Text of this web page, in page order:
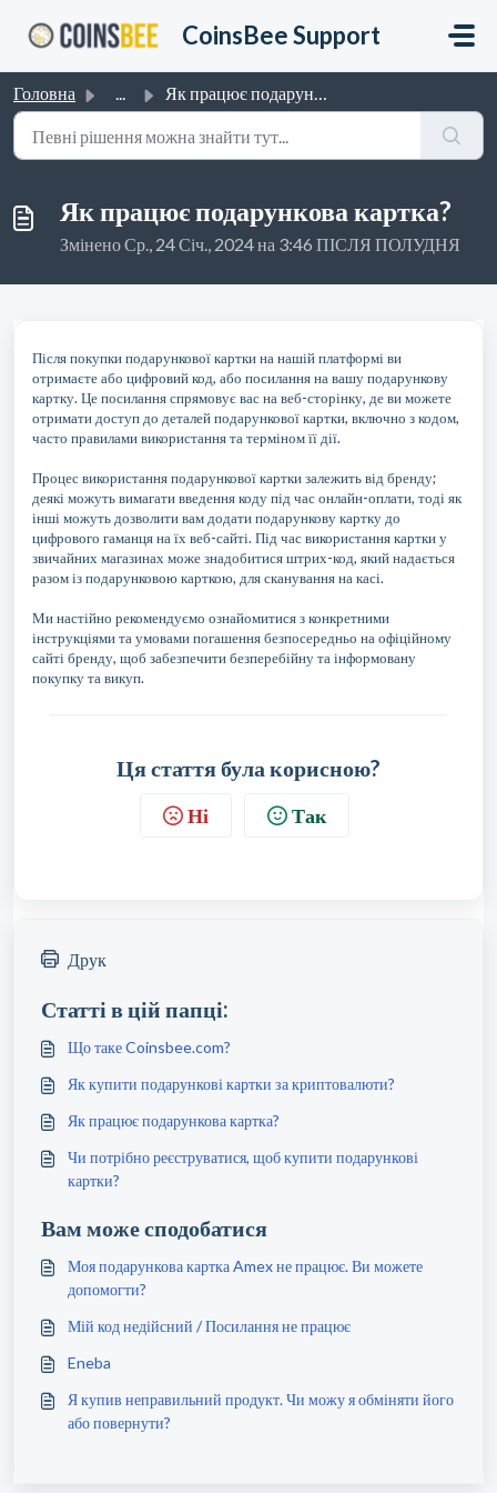
CoinsBee Support
Головна ... Як працює подарункова картка?
Як працює подарункова картка?
Змінено Ср., 24 Січ., 2024 на 3:46 ПІСЛЯ ПОЛУДНЯ
Після покупки подарункової картки на нашій платформі ви
отримаєте або цифровий код, або посилання на вашу подарункову
картку. Це посилання спрямовує вас на веб-сторінку, де ви можете
отримати доступ до деталей подарункової картки, включно з кодом,
часто правилами використання та терміном її дії.
Процес використання подарункової картки залежить від бренду;
деякі можуть вимагати введення коду під час онлайн-оплати, тоді як
інші можуть дозволити вам додати подарункову картку до
цифрового гаманця на їх веб-сайті. Під час використання картки у
звичайних магазинах може знадобитися штрих-код, який надається
разом із подарунковою карткою, для сканування на касі.
Ми настійно рекомендуємо ознайомитися з конкретними
інструкціями та умовами погашення безпосередньо на офіційному
сайті бренду, щоб забезпечити безперебійну та інформовану
покупку та викуп.
Ця стаття була корисною?
Ні Так
Друк
Статті в цій папці:
Що таке Coinsbee.com?
Як купити подарункові картки за криптовалюти?
Як працює подарункова картка?
Чи потрібно реєструватися, щоб купити подарункові
картки?
Вам може сподобатися
Моя подарункова картка Amex не працює. Ви можете
допомогти?
Мій код недійсний / Посилання не працює
Eneba
Я купив неправильний продукт. Чи можу я обміняти його
або повернути?